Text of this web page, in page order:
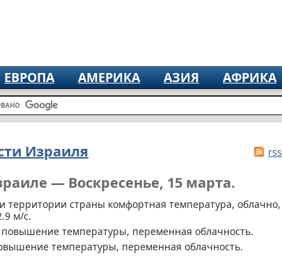
ЕВРОПА АМЕРИКА АЗИЯ АФРИКА
Израиля rss
— Воскресенье, 15 марта.
территории страны комфортная температура, облачно,
м/с.
температуры, переменная облачность.
температуры, переменная облачность.